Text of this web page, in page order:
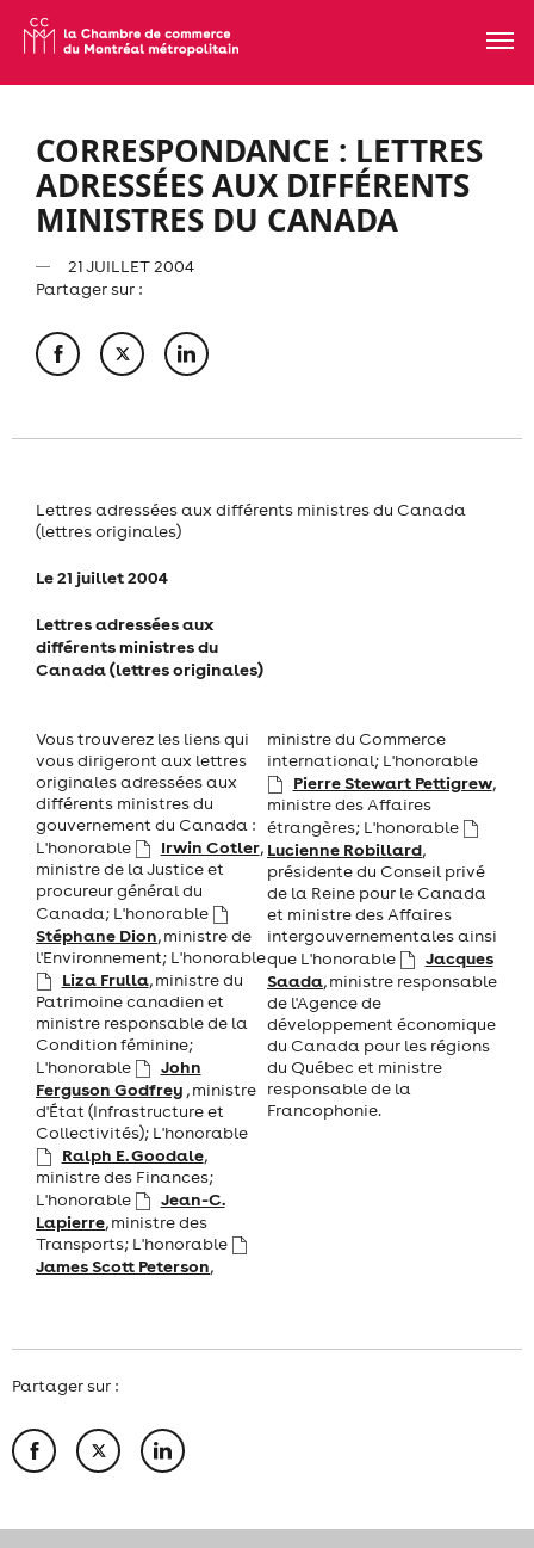
CORRESPONDANCE : LETTRES
ADRESSÉES AUX DIFFÉRENTS
MINISTRES DU CANADA
21 JUILLET 2004
Partager sur :
Lettres adressées aux différents ministres du Canada
(lettres originales)
Le 21 juillet 2004
Lettres adressées aux
différents ministres du
Canada (lettres originales)
Vous trouverez les liens qui
vous dirigeront aux lettres
originales adressées aux
différents ministres du
gouvernement du Canada :
L'honorable
Irwin Cotler,
ministre de la Justice et
procureur général du
Canada; L'honorable
Stéphane Dion, ministre de
l'Environnement; L'honorable
Liza Frulla, ministre du
Patrimoine canadien et
ministre responsable de la
Condition féminine;
L'honorable
John
Ferguson Godfrey , ministre
d'État (Infrastructure et
Collectivités); L'honorable
Ralph E. Goodale,
ministre des Finances;
L'honorable
Jean-C.
Lapierre, ministre des
Transports; L'honorable
James Scott Peterson,
ministre du Commerce
international; L'honorable
Pierre Stewart Pettigrew,
ministre des Affaires
étrangères; L'honorable
Lucienne Robillard,
présidente du Conseil privé
de la Reine pour le Canada
et ministre des Affaires
intergouvernementales ainsi
que L'honorable
Jacques
Saada, ministre responsable
de l'Agence de
développement économique
du Canada pour les régions
du Québec et ministre
responsable de la
Francophonie.
Partager sur :